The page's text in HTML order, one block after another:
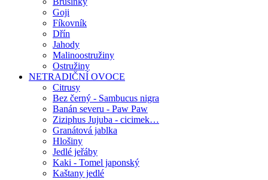
Goji
Fíkovník
Dřín
Jahody
Malinoostružiny
Ostružiny
NETRADIČNÍ OVOCE
Citrusy
Bez černý - Sambucus nigra
Banán severu - Paw Paw
Ziziphus Jujuba - cicimek…
Granátová jablka
Hlošiny
Jedlé jeřáby
Kaki - Tomel japonský
Kaštany jedlé